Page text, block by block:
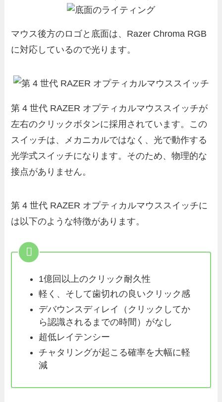
マウス後方のロゴと底面は、Razer Chroma RGB
に対応しているので光ります。
第 4 世代 RAZER オプティカルマウススイッチが
左右のクリックボタンに採用されています。この
スイッチは、メカニカルではなく、光で動作する
光学式スイッチになります。そのため、物理的な
接点がありません。
第 4 世代 RAZER オプティカルマウススイッチに
は以下のような特徴があります。
1億回以上のクリック耐久性
軽く、そして歯切れの良いクリック感
デバウンスディレイ（クリックしてか
ら認識されるまでの時間）がなし
超低レイテンシー
チャタリングが起こる確率を大幅に軽
減